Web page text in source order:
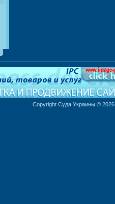
Copyright Суда Украины © 2026